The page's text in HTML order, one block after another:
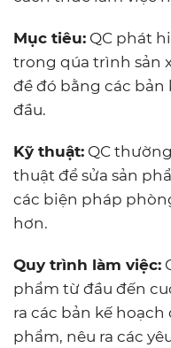
Mục tiêu: QC phát
trong qúa trình sản
đề đó bằng các bản
đầu.
Kỹ thuật: QC
thuật để sửa sản
các biện pháp
hơn.
Quy trình làm việc:
phẩm từ đầu đến
ra các bản kế
phẩm, nêu ra các